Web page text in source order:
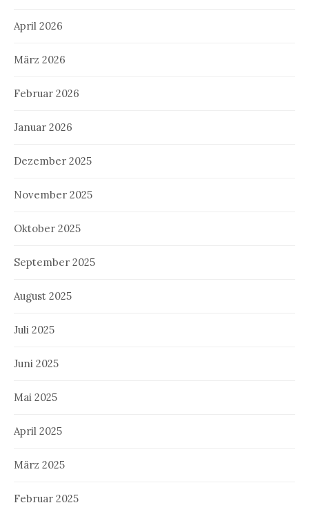
April 2026
März 2026
Februar 2026
Januar 2026
Dezember 2025
November 2025
Oktober 2025
September 2025
August 2025
Juli 2025
Juni 2025
Mai 2025
April 2025
März 2025
Februar 2025